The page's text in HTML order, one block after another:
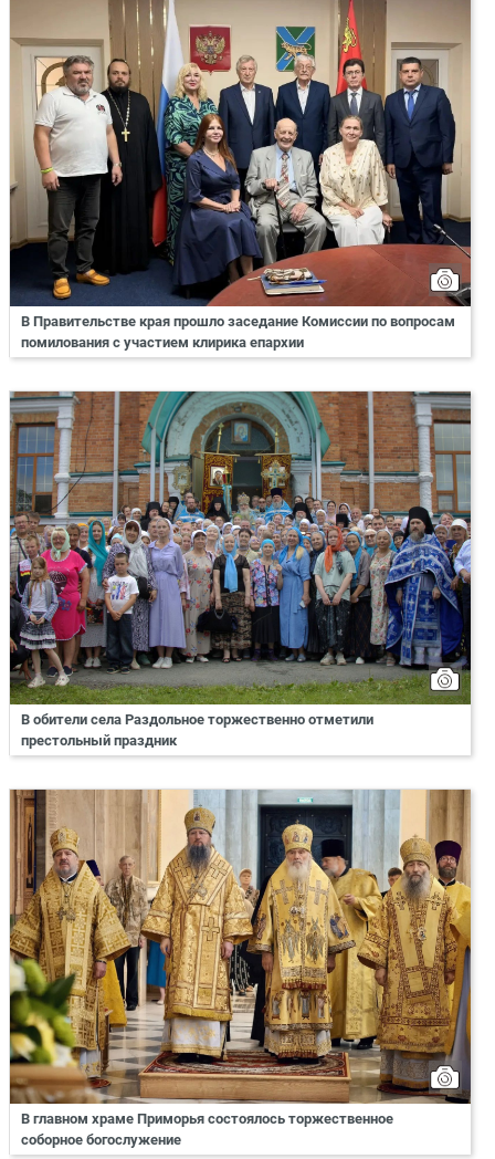
В Правительстве края прошло заседание Комиссии по вопросам
помилования с участием клирика епархии
В обители села Раздольное торжественно отметили
престольный праздник
В главном храме Приморья состоялось торжественное
соборное богослужение